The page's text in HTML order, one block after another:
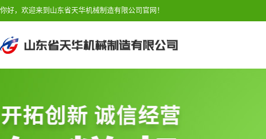
你好，欢迎来到山东省天华机械制造有限公司官网！